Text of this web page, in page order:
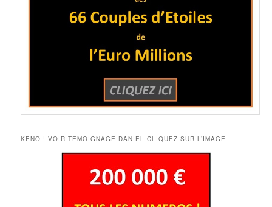
KENO ! VOIR TEMOIGNAGE DANIEL CLIQUEZ SUR L’IMAGE